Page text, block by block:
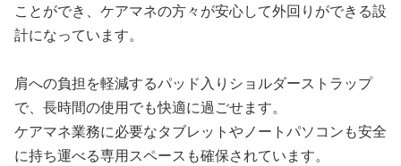
ことができ、ケアマネの方々が安心して外回りができる設
計になっています。
肩への負担を軽減するパッド入りショルダーストラップ
で、長時間の使用でも快適に過ごせます。
ケアマネ業務に必要なタブレットやノートパソコンも安全
に持ち運べる専用スペースも確保されています。